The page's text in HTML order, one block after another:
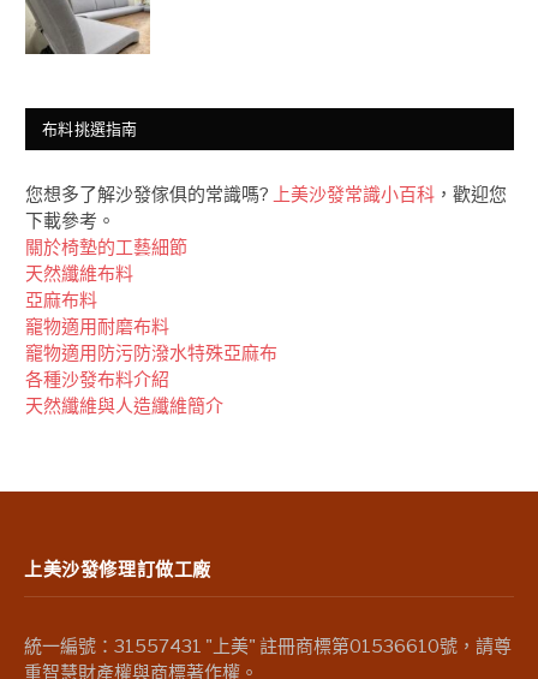
布料挑選指南
您想多了解沙發傢俱的常識嗎? 上美沙發常識小百科 ，歡迎您
下載參考。
關於椅墊的工藝細節
天然纖維布料
亞麻布料
竉物適用耐磨布料
竉物適用防污防潑水特殊亞麻布
各種沙發布料介紹
天然纖維與人造纖維簡介
上美沙發修理訂做工廠
統一編號：31557431 "上美" 註冊商標第01536610號，請尊
重智慧財產權與商標著作權。